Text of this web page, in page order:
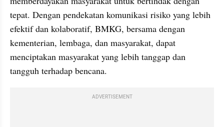
tepat. Dengan pendekatan komunikasi risiko yang lebih
efektif dan kolaboratif, BMKG, bersama dengan
kementerian, lembaga, dan masyarakat, dapat
menciptakan masyarakat yang lebih tanggap dan
tangguh terhadap bencana.
ADVERTISEMENT